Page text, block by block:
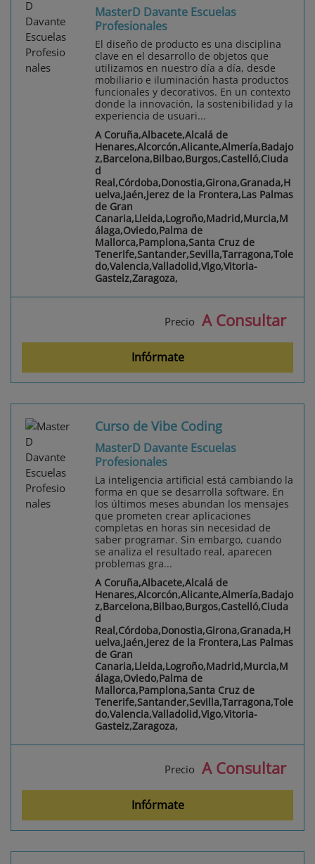
MasterD Davante Escuelas
Profesionales
El diseño de producto es una disciplina
clave en el desarrollo de objetos que
utilizamos en nuestro día a día, desde
mobiliario e iluminación hasta productos
funcionales y decorativos. En un contexto
donde la innovación, la sostenibilidad y la
experiencia de usuari...
A Coruña,Albacete,Alcalá de
Henares,Alcorcón,Alicante,Almería,Badajo
z,Barcelona,Bilbao,Burgos,Castelló,Ciuda
d
Real,Córdoba,Donostia,Girona,Granada,H
uelva,Jaén,Jerez de la Frontera,Las Palmas
de Gran
Canaria,Lleida,Logroño,Madrid,Murcia,M
álaga,Oviedo,Palma de
Mallorca,Pamplona,Santa Cruz de
Tenerife,Santander,Sevilla,Tarragona,Tole
do,Valencia,Valladolid,Vigo,Vitoria-
Gasteiz,Zaragoza,
Precio A Consultar
Infórmate
Curso de Vibe Coding
MasterD Davante Escuelas
Profesionales
La inteligencia artificial está cambiando la
forma en que se desarrolla software. En
los últimos meses abundan los mensajes
que prometen crear aplicaciones
completas en horas sin necesidad de
saber programar. Sin embargo, cuando
se analiza el resultado real, aparecen
problemas gra...
A Coruña,Albacete,Alcalá de
Henares,Alcorcón,Alicante,Almería,Badajo
z,Barcelona,Bilbao,Burgos,Castelló,Ciuda
d
Real,Córdoba,Donostia,Girona,Granada,H
uelva,Jaén,Jerez de la Frontera,Las Palmas
de Gran
Canaria,Lleida,Logroño,Madrid,Murcia,M
álaga,Oviedo,Palma de
Mallorca,Pamplona,Santa Cruz de
Tenerife,Santander,Sevilla,Tarragona,Tole
do,Valencia,Valladolid,Vigo,Vitoria-
Gasteiz,Zaragoza,
Precio A Consultar
Infórmate